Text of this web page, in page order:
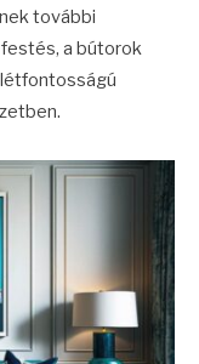
további
a bútorok